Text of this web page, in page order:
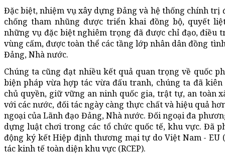
Đặc biệt, nhiệm vụ xây dựng Đảng và hệ thống chính trị
chống tham nhũng được triển khai đồng bộ, quyết
những vụ đặc biệt nghiêm trọng đã được chỉ đạo, điều
vùng cấm, được toàn thể các tầng lớp nhân dân đồng
Đảng, Nhà nước.
Chúng ta cũng đạt nhiều kết quả quan trọng về quốc
biện pháp vừa hợp tác vừa đấu tranh, chúng ta đã
chủ quyền, giữ vững an ninh quốc gia, trật tự, an toàn
với các nước, đối tác ngày càng thực chất và hiệu quả
ngoại của Lãnh đạo Đảng, Nhà nước. Đối ngoại đa
dựng luật chơi trong các tổ chức quốc tế, khu vực. Đã
động ký kết Hiệp định thương mại tự do Việt Nam - EU
tác kinh tế toàn diện khu vực (RCEP).